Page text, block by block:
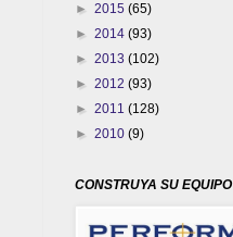
► 2015 (65)
► 2014 (93)
► 2013 (102)
► 2012 (93)
► 2011 (128)
► 2010 (9)
CONSTRUYA SU EQUIPO